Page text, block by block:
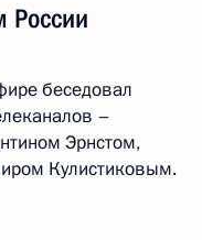
России
беседовал
–
Эрнстом,
Кулистиковым.